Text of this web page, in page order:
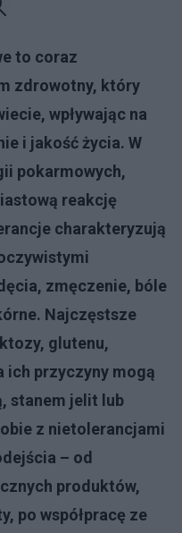
to coraz
zdrowotny, który
wpływając na
i jakość życia. W
pokarmowych,
reakcję
charakteryzują
zmęczenie, bóle
Najczęstsze
glutenu,
ich przyczyny mogą
stanem jelit lub
z nietolerancjami
– od
produktów,
po współpracę ze